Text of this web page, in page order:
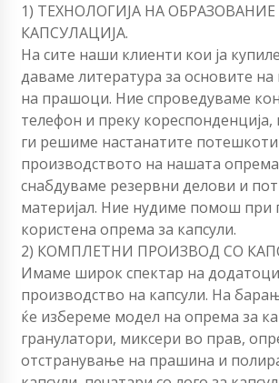
1) ТЕХНОЛОГИЈА НА
КАПСУЛАЦИЈА.
На сите наши клиенти кои ја
даваме литература за основите на
на прашоци. Ние спроведуваме
телефон и преку
ги решиме настанатите
производството на нашата
снабдуваме резервни делови и
материјал. Ние нудиме помош при
користена опрема за капсули.
2) КОМПЛЕТНИ ПРОИЗВОД СО
Имаме широк спектар на
производство на капсули. На
ќе избереме модел на опрема за
гранулатори, миксери во прав,
отстранување на прашина и